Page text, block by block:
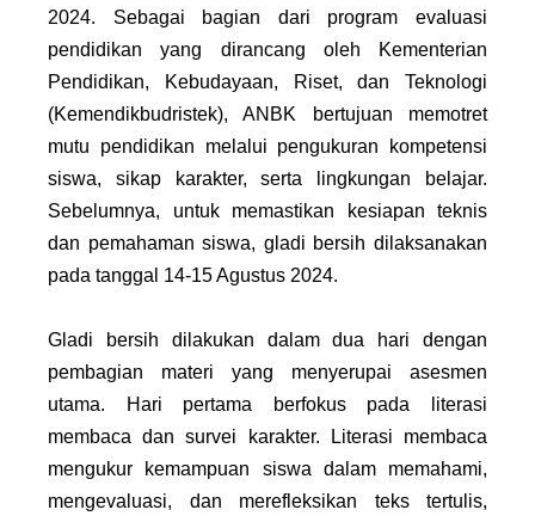
2024. Sebagai bagian dari program evaluasi
pendidikan yang dirancang oleh Kementerian
Pendidikan, Kebudayaan, Riset, dan Teknologi
(Kemendikbudristek), ANBK bertujuan memotret
mutu pendidikan melalui pengukuran kompetensi
siswa, sikap karakter, serta lingkungan belajar.
Sebelumnya, untuk memastikan kesiapan teknis
dan pemahaman siswa, gladi bersih dilaksanakan
pada tanggal 14-15 Agustus 2024.
Gladi bersih dilakukan dalam dua hari dengan
pembagian materi yang menyerupai asesmen
utama. Hari pertama berfokus pada literasi
membaca dan survei karakter. Literasi membaca
mengukur kemampuan siswa dalam memahami,
mengevaluasi, dan merefleksikan teks tertulis,